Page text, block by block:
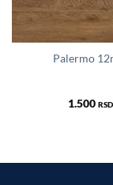
Palermo
1.500 RSD